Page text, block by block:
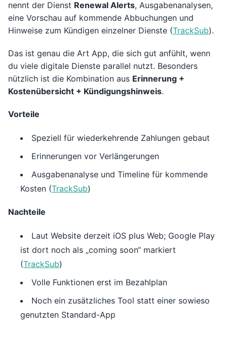
nennt der Dienst Renewal Alerts, Ausgabenanalysen,
eine Vorschau auf kommende Abbuchungen und
Hinweise zum Kündigen einzelner Dienste (TrackSub).
Das ist genau die Art App, die sich gut anfühlt, wenn
du viele digitale Dienste parallel nutzt. Besonders
nützlich ist die Kombination aus Erinnerung +
Kostenübersicht + Kündigungshinweis.
Vorteile
Speziell für wiederkehrende Zahlungen gebaut
Erinnerungen vor Verlängerungen
Ausgabenanalyse und Timeline für kommende
Kosten (TrackSub)
Nachteile
Laut Website derzeit iOS plus Web; Google Play
ist dort noch als „coming soon“ markiert
(TrackSub)
Volle Funktionen erst im Bezahlplan
Noch ein zusätzliches Tool statt einer sowieso
genutzten Standard-App